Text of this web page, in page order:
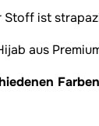
Stoff ist
aus